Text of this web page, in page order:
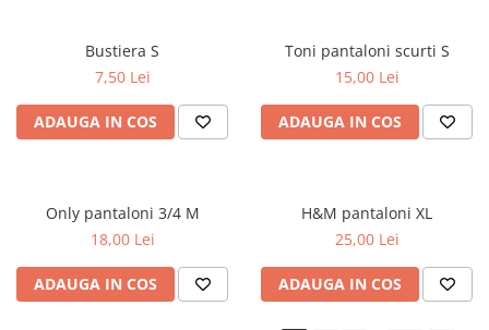
Bustiera S
7,50 Lei
ADAUGA IN COS
Toni pantaloni scurti S
15,00 Lei
ADAUGA IN COS
Only pantaloni 3/4 M
18,00 Lei
ADAUGA IN COS
H&M pantaloni XL
25,00 Lei
ADAUGA IN COS